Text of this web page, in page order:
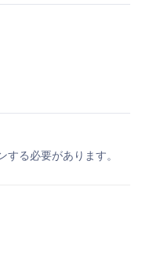
する必要があります。